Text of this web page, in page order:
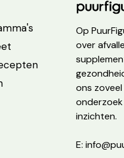
Op
over
ons
inzichten.
E: